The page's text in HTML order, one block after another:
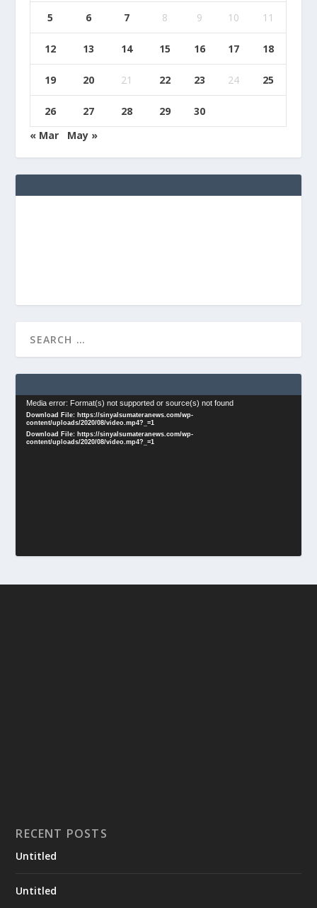
5 6 7 8 9 10 11
12 13 14 15 16 17 18
19 20 21 22 23 24 25
26 27 28 29
30
« Mar
May »
Video
Player
Media error: Format(s) not supported or source(s) not found
Download File: https://sinyalsumateranews.com/wp-
content/uploads/2020/08/video.mp4?_=1
Download File: https://sinyalsumateranews.com/wp-
content/uploads/2020/08/video.mp4?_=1
RECENT POSTS
Untitled
Untitled